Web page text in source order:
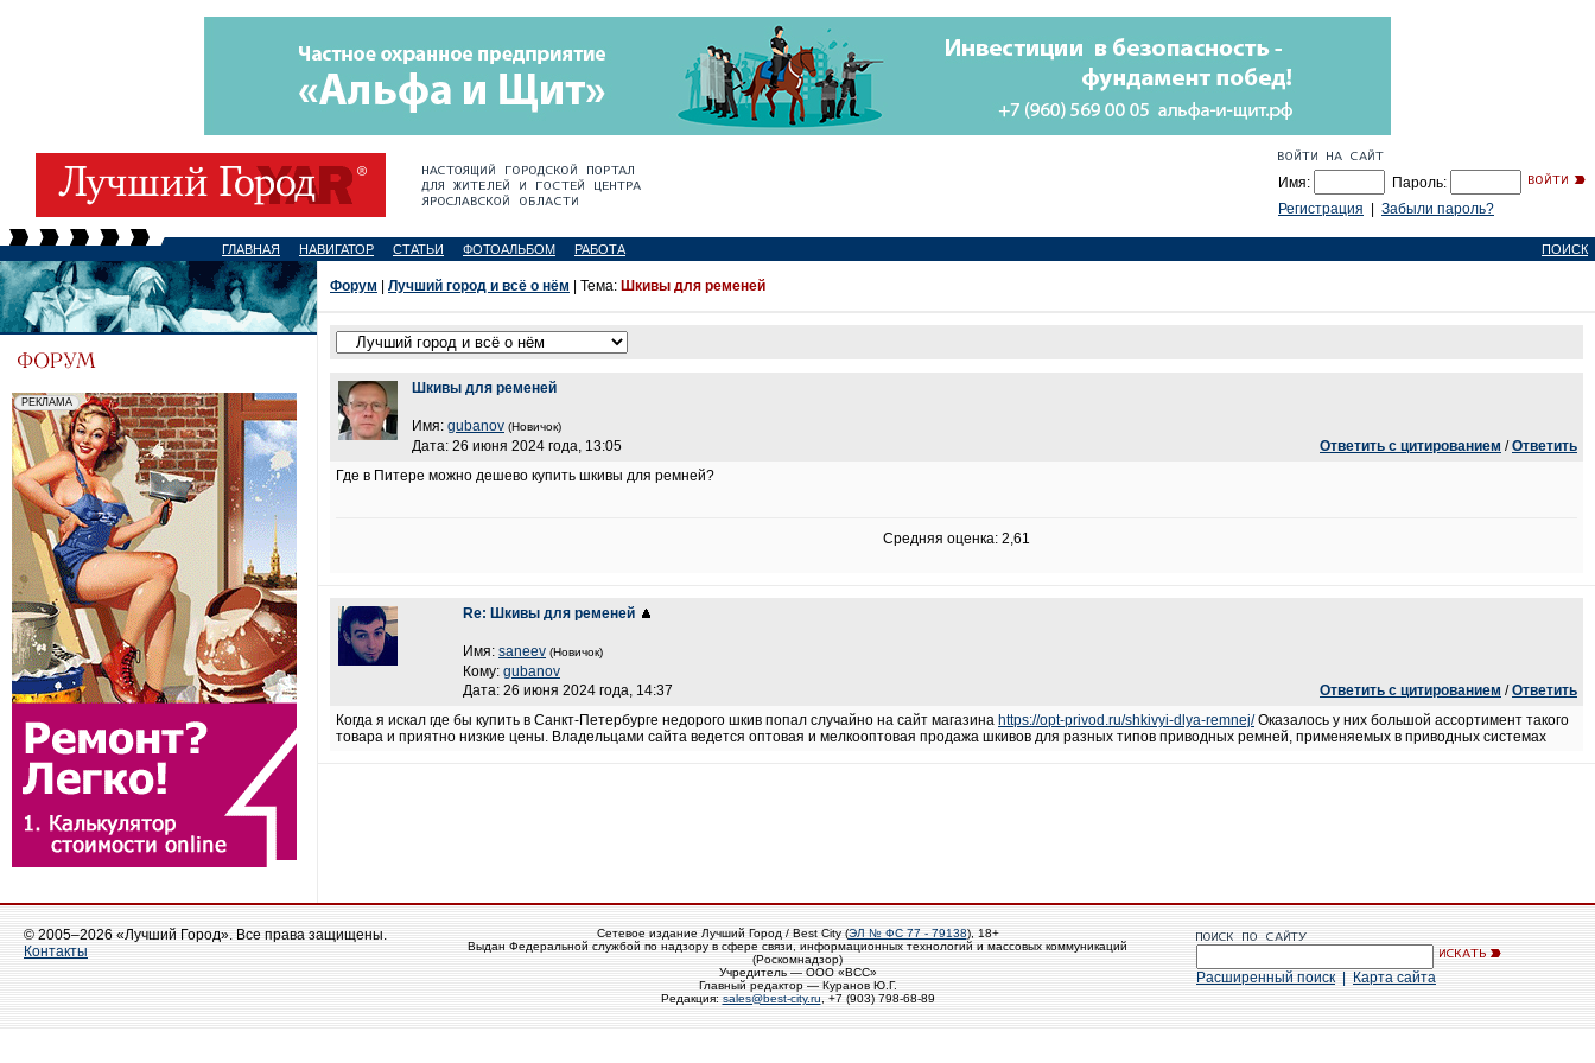
Имя:
Пароль:
Регистрация
Забыли пароль?
ГЛАВНАЯ НАВИГАТОР СТАТЬИ ФОТОАЛЬБОМ РАБОТА ПОИСК
Форум Лучший город и всё о нём | Тема: Шкивы для ременей
Шкивы для ременей
Имя: gubanov (Новичок)
Дата: 26 июня 2024 года, 13:05 Ответить с цитированием /Ответить
Где в Питере можно дешево купить шкивы для ремней?
Средняя оценка: 2,61
Re: Шкивы для ременей
Имя: saneev (Новичок)
Кому: gubanov
Дата: 26 июня 2024 года, 14:37
Ответить с цитированием /Ответить
Когда я искал где бы купить в Санкт-Петербурге недорого шкив попал случайно на сайт магазина https://opt-privod.ru/shkivyi-dlya-remnej/Оказалось у них большой ассортимент такого
товара и приятно низкие цены. Владельцами сайта ведется оптовая и мелкооптовая продажа шкивов для разных типов приводных ремней, применяемых в приводных системах
© 2005–2026 «Лучший Город». Все права защищены.
Контакты
Сетевое издание Лучший Город / Best City (ЭЛ № ФС 77 - 79138), 18+
Выдан Федеральной службой по надзору в сфере связи, информационных технологий и массовых коммуникаций
(Роскомнадзор)
Учредитель — ООО «ВСС»
Главный редактор — Куранов Ю.Г.
Редакция: sales@best-city.ru , +7 (903) 798-68-89
Расширенный поиск Карта сайта